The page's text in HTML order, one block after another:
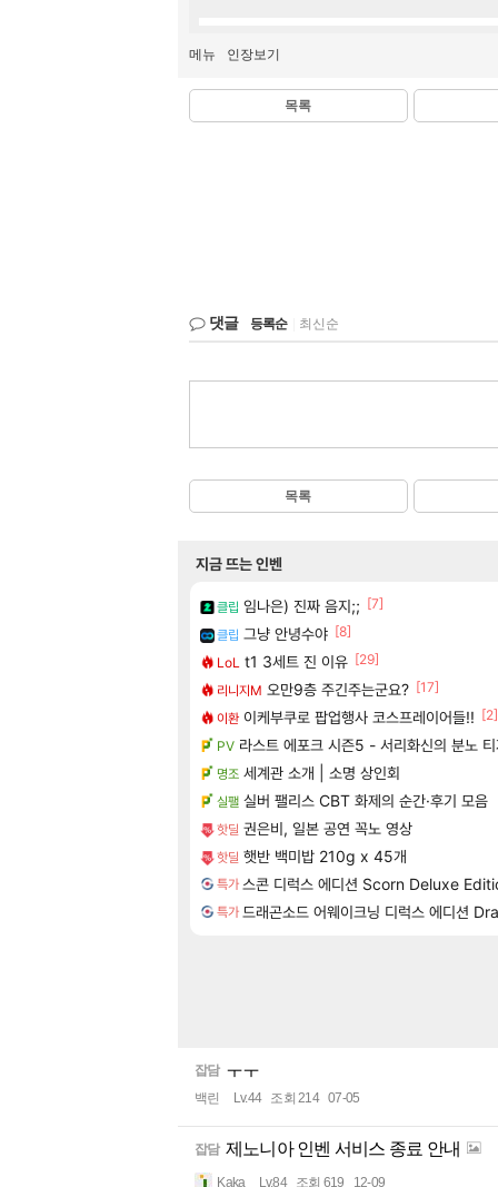
메뉴 인장보기
목록
댓글 등록순 최신순
목록
지금 뜨는 인벤
클립 임나은) 진짜 음지;; [7]
클립 그냥 안녕수야 [8]
LoL t1 3세트 진 이유 [29]
리니지M 오만9층 주긴주는군요? [17]
이환 이케부쿠로 팝업행사 코스프레이어들!! [2]
PV 라스트 에포크 시즌5 - 서리화신의 분노
명조 세계관 소개 | 소명 상인회
실팰 실버 팰리스 CBT 화제의 순간·후기 모음
핫딜 권은비, 일본 공연 꼭노 영상
핫딜 햇반 백미밥 210g x 45개
특가 스콘 디럭스 에디션 Scorn Deluxe
특가 드래곤소드 어웨이크닝 디럭스 에디
잡담 ㅜㅜ
백린 Lv.44 조회 214 07-05
잡담 제노니아 인벤 서비스 종료 안내
Kaka Lv.84 조회 619 12-09